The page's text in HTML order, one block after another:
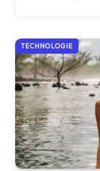
TECHNOLOGIE